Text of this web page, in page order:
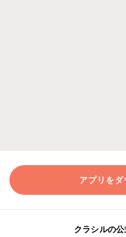
アプリをダ
クラシルの